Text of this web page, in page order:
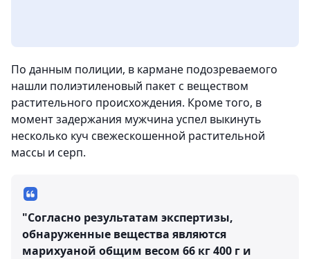
По данным полиции, в кармане подозреваемого
нашли полиэтиленовый пакет с веществом
растительного происхождения. Кроме того, в
момент задержания мужчина успел выкинуть
несколько куч свежескошенной растительной
массы и серп.
"Согласно результатам экспертизы,
обнаруженные вещества являются
марихуаной общим весом 66 кг 400 г и